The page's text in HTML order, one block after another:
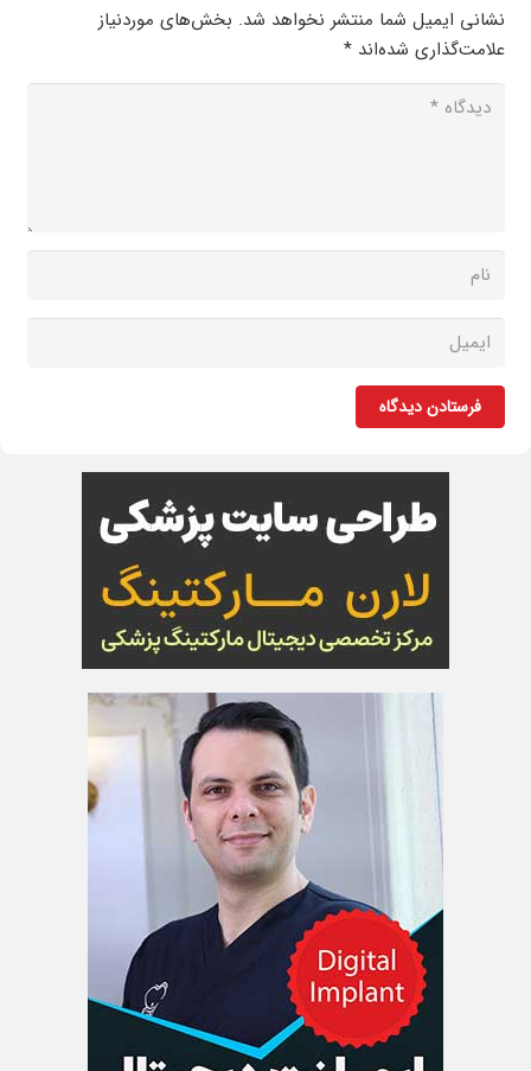
نشانی ایمیل شما منتشر نخواهد شد. بخش‌های موردنیاز
علامت‌گذاری شده‌اند*
فرستادن دیدگاه